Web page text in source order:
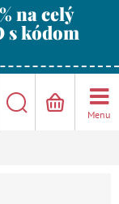
na celý
s kódom
Menu